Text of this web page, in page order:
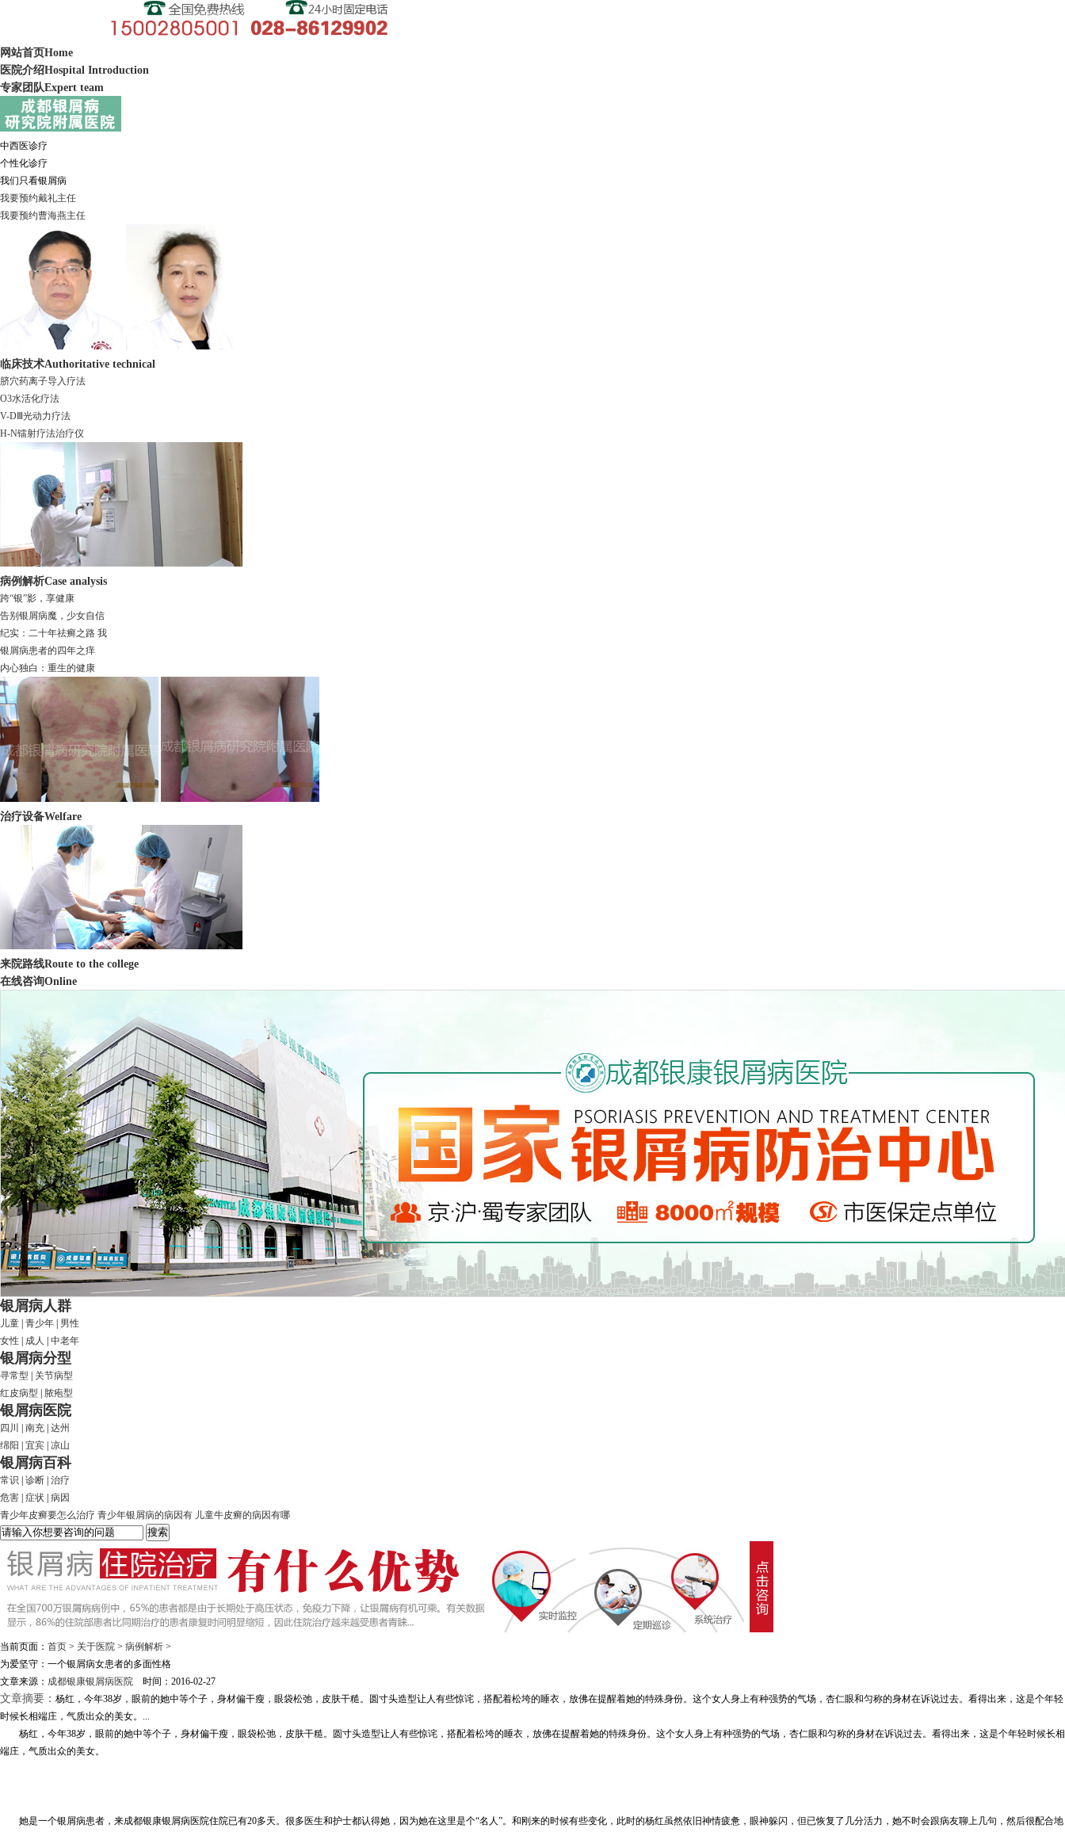
网站首页Home
医院介绍Hospital Introduction
专家团队Expert team
中西医诊疗
个性化诊疗
我们只看银屑病
我要预约戴礼主任
我要预约曹海燕主任
临床技术Authoritative technical
脐穴药离子导入疗法
O3水活化疗法
V-DⅢ光动力疗法
H-N镭射疗法治疗仪
病例解析Case analysis
跨“银”影，享健康
告别银屑病魔，少女自信
纪实：二十年祛癣之路 我
银屑病患者的四年之痒
内心独白：重生的健康
治疗设备Welfare
来院路线Route to the college
在线咨询Online
银屑病人群
儿童 青少年
男性
女性
成人 中老年
银屑病分型
寻常型
关节病型
红皮病型
脓疱型
银屑病医院
四川 南充 达州
绵阳
宜宾 凉山
银屑病百科
常识 诊断 治疗
危害 症状 病因
青少年皮癣要怎么治疗 青少年银屑病的病因有 儿童牛皮癣的病因有哪
当前页面： 首页 > 关于医院 > 病例解析 >
为爱坚守：一个银屑病女患者的多面性格
文章来源： 成都银康银屑病医院 时间：2016-02-27
文章摘要： 杨红，今年38岁，眼前的她中等个子，身材偏干瘦，眼袋松弛，皮肤干糙。圆寸头造型让人有些惊诧，搭配着松垮的睡衣，放佛在提醒着她的特殊身份。这个女人身上有种强势的气场，杏仁眼和匀称的身材在诉说过去。看得出来，这是个年轻
时候长相端庄，气质出众的美女。...
杨红，今年38岁，眼前的她中等个子，身材偏干瘦，眼袋松弛，皮肤干糙。圆寸头造型让人有些惊诧，搭配着松垮的睡衣，放佛在提醒着她的特殊身份。这个女人身上有种强势的气场，杏仁眼和匀称的身材在诉说过去。看得出来，这是个年轻时候长相
端庄，气质出众的美女。
她是一个银屑病患者，来成都银康银屑病医院住院已有20多天。很多医生和护士都认得她，因为她在这里是个“名人”。和刚来的时候有些变化，此时的杨红虽然依旧神情疲惫，眼神躲闪，但已恢复了几分活力，她不时会跟病友聊上几句，然后很配合地